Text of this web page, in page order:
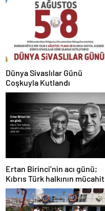
Dünya Sivaslılar Günü
Coşkuyla Kutlandı
Ertan Birinci’nin acı günü;
Kıbrıs Türk halkının mücahit
ruhlu çınarı vefat etti